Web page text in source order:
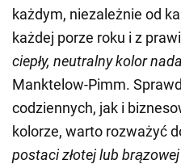
każdym, niezależnie od
każdej porze roku i z
ciepły, neutralny kolor
Manktelow-Pimm.
codziennych, jak i
kolorze, warto rozważyć
postaci złotej lub